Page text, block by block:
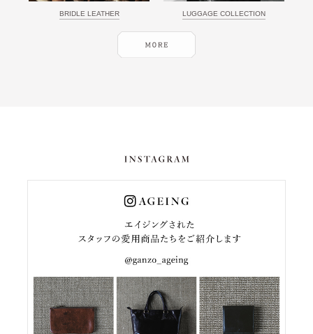
BRIDLE LEATHER LUGGAGE COLLECTION